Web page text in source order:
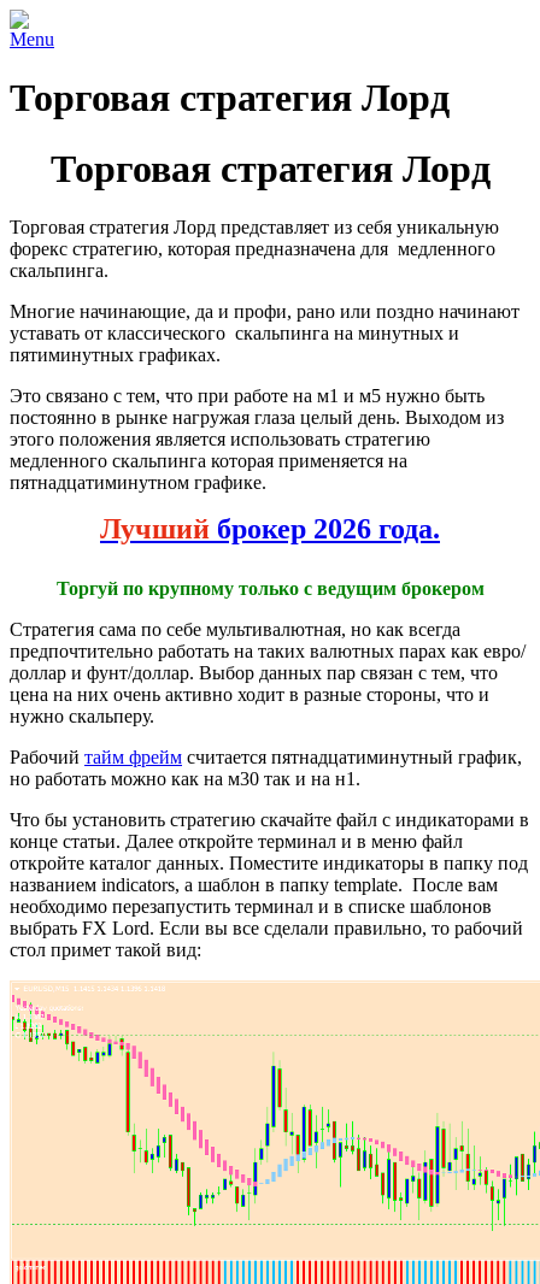
Menu
Торговая стратегия Лорд
Торговая стратегия Лорд
Торговая стратегия Лорд представляет из себя уникальную
форекс стратегию, которая предназначена для медленного
скальпинга.
Многие начинающие, да и профи, рано или поздно начинают
уставать от классического скальпинга на минутных и
пятиминутных графиках.
Это связано с тем, что при работе на м1 и м5 нужно быть
постоянно в рынке нагружая глаза целый день. Выходом из
этого положения является использовать стратегию
медленного скальпинга которая применяется на
пятнадцатиминутном графике.
Лучший брокер 2026 года.
Торгуй по крупному только с ведущим брокером
Стратегия сама по себе мультивалютная, но как всегда
предпочтительно работать на таких валютных парах как евро/
доллар и фунт/доллар. Выбор данных пар связан с тем, что
цена на них очень активно ходит в разные стороны, что и
нужно скальперу.
Рабочий тайм фрейм считается пятнадцатиминутный график,
но работать можно как на м30 так и на н1.
Что бы установить стратегию скачайте файл с индикаторами в
конце статьи. Далее откройте терминал и в меню файл
откройте каталог данных. Поместите индикаторы в папку под
названием indicators, а шаблон в папку template. После вам
необходимо перезапустить терминал и в списке шаблонов
выбрать FX Lord. Если вы все сделали правильно, то рабочий
стол примет такой вид: